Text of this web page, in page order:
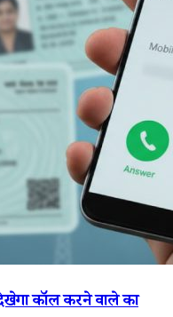
कॉल करने वाले का